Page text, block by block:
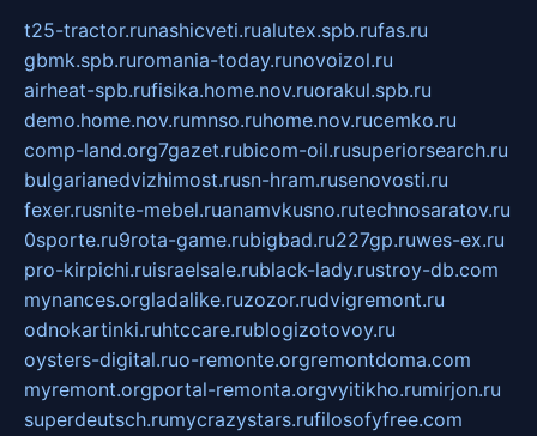
t25-tractor.runashicveti.rualutex.spb.rufas.ru
gbmk.spb.ruromania-today.runovoizol.ru
airheat-spb.rufisika.home.nov.ruorakul.spb.ru
demo.home.nov.rumnso.ruhome.nov.rucemko.ru
comp-land.org7gazet.rubicom-oil.rusuperiorsearch.ru
bulgarianedvizhimost.rusn-hram.rusenovosti.ru
fexer.rusnite-mebel.ruanamvkusno.rutechnosaratov.ru
0sporte.ru9rota-game.rubigbad.ru227gp.ruwes-ex.ru
pro-kirpichi.ruisraelsale.rublack-lady.rustroy-db.com
mynances.orgladalike.ruzozor.rudvigremont.ru
odnokartinki.ruhtccare.rublogizotovoy.ru
oysters-digital.ruo-remonte.orgremontdoma.com
myremont.orgportal-remonta.orgvyitikho.rumirjon.ru
superdeutsch.rumycrazystars.rufilosofyfree.com